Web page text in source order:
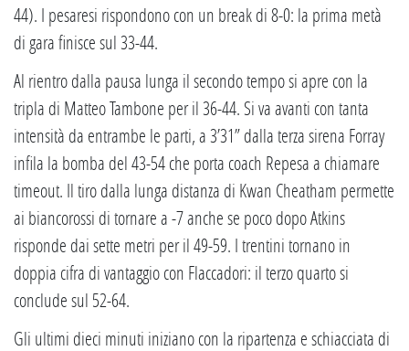
44). I pesaresi rispondono con un break di 8-0: la prima metà
di gara finisce sul 33-44.
Al rientro dalla pausa lunga il secondo tempo si apre con la
tripla di Matteo Tambone per il 36-44. Si va avanti con tanta
intensità da entrambe le parti, a 3’31” dalla terza sirena Forray
infila la bomba del 43-54 che porta coach Repesa a chiamare
timeout. Il tiro dalla lunga distanza di Kwan Cheatham permette
ai biancorossi di tornare a -7 anche se poco dopo Atkins
risponde dai sette metri per il 49-59. I trentini tornano in
doppia cifra di vantaggio con Flaccadori: il terzo quarto si
conclude sul 52-64.
Gli ultimi dieci minuti iniziano con la ripartenza e schiacciata di